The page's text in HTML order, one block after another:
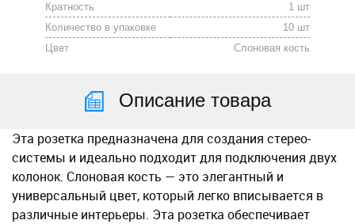
Кратность
1 шт
Количество в упаковке
10 шт
Цвет
Слоновая кость
Описание товара
Эта розетка предназначена для создания стерео-
системы и идеально подходит для подключения двух
колонок. Слоновая кость — это элегантный и
универсальный цвет, который легко вписывается в
различные интерьеры. Эта розетка обеспечивает